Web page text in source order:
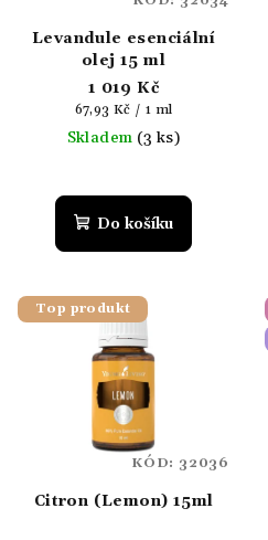
Levandule esenciální
olej 15 ml
1 019 Kč
Měrná
cena:
67,93 Kč / 1 ml
Skladem (3 ks)
Do košíku
Top produkt
Citron (Lemon) 15ml
KÓD: 32036